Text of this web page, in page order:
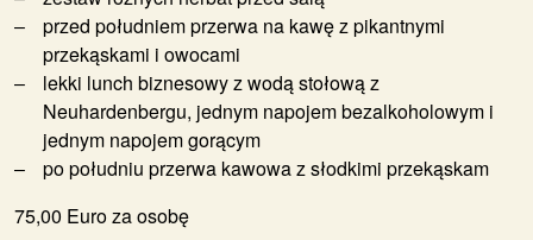
przed południem przerwa na kawę z pikantnymi
przekąskami i owocami
lekki lunch biznesowy z wodą stołową z
Neuhardenbergu, jednym napojem bezalkoholowym i
jednym napojem gorącym
po południu przerwa kawowa z słodkimi przekąskam
75,00 Euro za osobę